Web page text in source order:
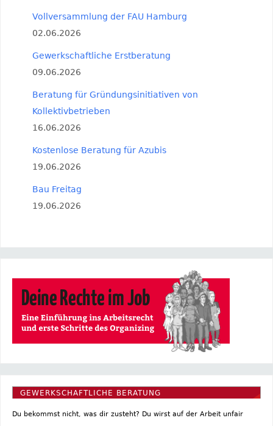
Vollversammlung der FAU Hamburg
02.06.2026
Gewerkschaftliche Erstberatung
09.06.2026
Beratung für Gründungsinitiativen von
Kollektivbetrieben
16.06.2026
Kostenlose Beratung für Azubis
19.06.2026
Bau Freitag
19.06.2026
GEWERKSCHAFTLICHE BERATUNG
Du bekommst nicht, was dir zusteht? Du wirst auf der Arbeit unfair